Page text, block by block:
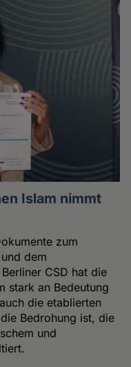
Islam nimmt
zum
dem
CSD hat die
stark an Bedeutung
die etablierten
Bedrohung ist, die
und